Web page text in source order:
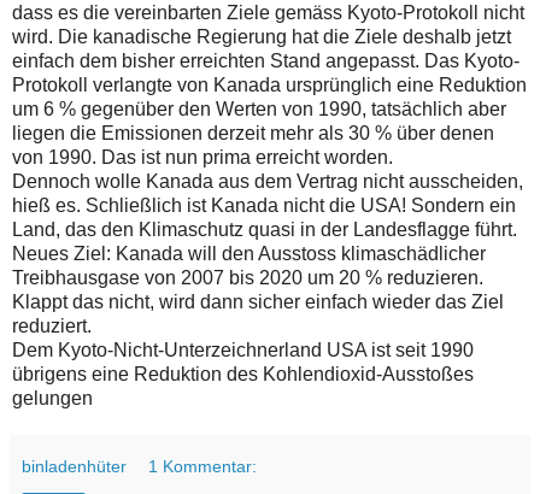
dass es die vereinbarten Ziele gemäss Kyoto-Protokoll nicht
wird. Die kanadische Regierung hat die Ziele deshalb jetzt
einfach dem bisher erreichten Stand angepasst. Das Kyoto-
Protokoll verlangte von Kanada ursprünglich eine Reduktion
um 6 % gegenüber den Werten von 1990, tatsächlich aber
liegen die Emissionen derzeit mehr als 30 % über denen
von 1990. Das ist nun prima erreicht worden.
Dennoch wolle Kanada aus dem Vertrag nicht ausscheiden,
hieß es. Schließlich ist Kanada nicht die USA! Sondern ein
Land, das den Klimaschutz quasi in der Landesflagge führt.
Neues Ziel: Kanada will den Ausstoss klimaschädlicher
Treibhausgase von 2007 bis 2020 um 20 % reduzieren.
Klappt das nicht, wird dann sicher einfach wieder das Ziel
reduziert.
Dem Kyoto-Nicht-Unterzeichnerland USA ist seit 1990
übrigens eine Reduktion des Kohlendioxid-Ausstoßes
gelungen
binladenhüter 1 Kommentar: